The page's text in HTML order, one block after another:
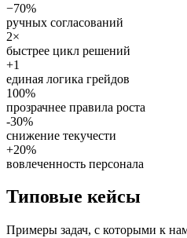
−70%
ручных согласований
2×
быстрее цикл решений
+1
единая логика грейдов
100%
прозрачнее правила роста
-30%
снижение текучести
+20%
вовлеченность персонала
Типовые кейсы
Примеры задач, с которыми к